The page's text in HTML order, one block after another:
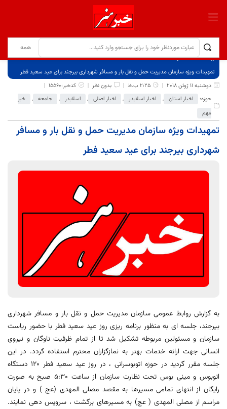
برگ نخست
نوشته‌ها
تمهیدات ویژه سازمان مدیریت حمل و نقل بار و مسافر شهرداری بیرجند برای عید سعید فطر
دوشنبه 11 ژوئن 2018
2:25 ب.ظ بدون نظر
کدخبر:15560
حوزه:
اخبار استان , اخبار اسلایدر , اخبار اصلی , اسلایدر , جامعه ,
خبر
مهم
تمهیدات ویژه سازمان مدیریت حمل و نقل بار و مسافر
شهرداری بیرجند برای عید سعید فطر
به گزارش روابط عمومی سازمان مدیریت حمل و نقل بار و مسافر شهرداری
بیرجند، جلسه ای به منظور برنامه ریزی روز عید سعید فطر با حضور ریاست
سازمان و مسئولین مربوطه تشکیل شد تا از تمام ظرفیت ناوگان و نیروی
انسانی جهت ارائه خدمات بهتر به نمازگزاران محترم استفاده گردد. در این
جلسه مقرر گردید در حوزه اتوبوسرانی ، در روز عید سعید فطر 120 دستگاه
اتوبوس و مینی بوس تحت نظارت سازمان از ساعت 5:30 صبح به صورت
رایگان از انتهای تمامی مسیرها به مقصد مصلی المهدی (عج ) و در پایان
مراسم از مصلی المهدی ( عج) به مسیرهای برگشت ، سرویس دهی نمایند.